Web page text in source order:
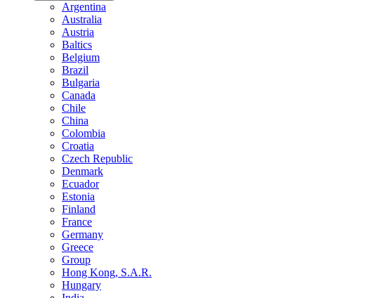
Argentina
Australia
Austria
Baltics
Belgium
Brazil
Bulgaria
Canada
Chile
China
Colombia
Croatia
Czech Republic
Denmark
Ecuador
Estonia
Finland
France
Germany
Greece
Group
Hong Kong, S.A.R.
Hungary